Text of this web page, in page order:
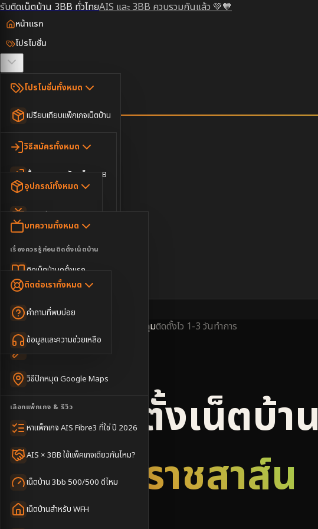
รับติดเน็ตบ้าน 3BB ทั่วไทยAIS และ 3BB ควบรวมกันแล้ว 💚🧡
หน้าแรก
โปรโมชั่น
โปรโมชั่นทั้งหมด
เปรียบเทียบแพ็กเกจเน็ตบ้าน
เน็ตบ้าน Super Fast
เน็ตบ้าน 2Gbps
เน็ตบ้านพร้อมกล่องทีวี
เน็ตบ้าน + Netflix
เน็ตบ้าน + บริการเสริม
เน็ตบ้านแรงทุกชั้น
ตรวจสอบพื้นที่
วิธีสมัครทั้งหมด
ขั้นตอนการสมัครเน็ต 3BB
อุปกรณ์
อุปกรณ์ทั้งหมด
AIS Play Box
Dongle เน็ตสำรอง
บทความ
บทความทั้งหมด
เรื่องควรรู้ก่อนติดตั้งเน็ตบ้าน
ติดเน็ตบ้านครั้งแรก
เทคนิคขอคิวช่างได้ไว
วิธีปักหมุด Google Maps
เลือกแพ็กเกจ & รีวิว
หาแพ็กเกจ AIS Fibre3 ที่ใช่ ปี 2026
AIS × 3BB ใช้แพ็คเกจเดียวกันไหม?
เน็ตบ้าน 3bb 500/500 ดีไหม
เน็ตบ้านสำหรับ WFH
ข่าวสาร
ติดต่อเราทั้งหมด
คำถามที่พบบ่อย
ข้อมูลและความช่วยเหลือ
🇹🇭🇬🇧
ข้อมูลครอบคลุมติดตั้งไว 1-3 วันทำการ
3BB & AIS Fibre
รับติดตั้งเน็ตบ้าน
อำเภอราชสาส์น